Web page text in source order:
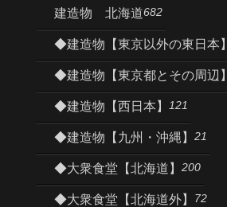
建造物 北海道682
◆建造物【東京以外の東日本】
◆建造物【東京都とその周辺】
◆建造物【西日本】 121
◆建造物【九州・沖縄】 21
◆大衆食堂【北海道】 200
◆大衆食堂【北海道外】 72